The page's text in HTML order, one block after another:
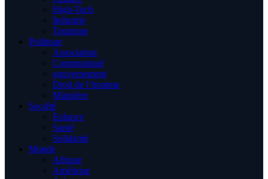
High-Tech
Industrie
Tourisme
Politique
Association
Communiqué
gouvernement
Droit de l’homme
Ministère
Société
Enfance
Santé
Solidarité
Monde
Afrique
Amérique